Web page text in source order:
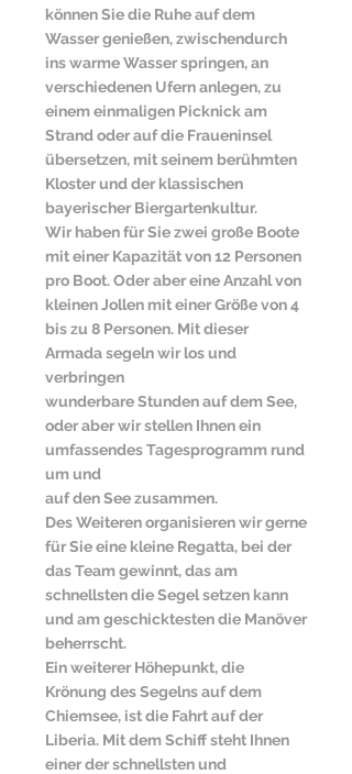
können Sie die Ruhe auf dem
Wasser genießen, zwischendurch
ins warme Wasser springen, an
verschiedenen Ufern anlegen, zu
einem einmaligen Picknick am
Strand oder auf die Fraueninsel
übersetzen, mit seinem berühmten
Kloster und der klassischen
bayerischer Biergartenkultur.
Wir haben für Sie zwei große Boote
mit einer Kapazität von 12 Personen
pro Boot. Oder aber eine Anzahl von
kleinen Jollen mit einer Größe von 4
bis zu 8 Personen. Mit dieser
Armada segeln wir los und
verbringen
wunderbare Stunden auf dem See,
oder aber wir stellen Ihnen ein
umfassendes Tagesprogramm rund
um und
auf den See zusammen.
Des Weiteren organisieren wir gerne
für Sie eine kleine Regatta, bei der
das Team gewinnt, das am
schnellsten die Segel setzen kann
und am geschicktesten die Manöver
beherrscht.
Ein weiterer Höhepunkt, die
Krönung des Segelns auf dem
Chiemsee, ist die Fahrt auf der
Liberia. Mit dem Schiff steht Ihnen
einer der schnellsten und